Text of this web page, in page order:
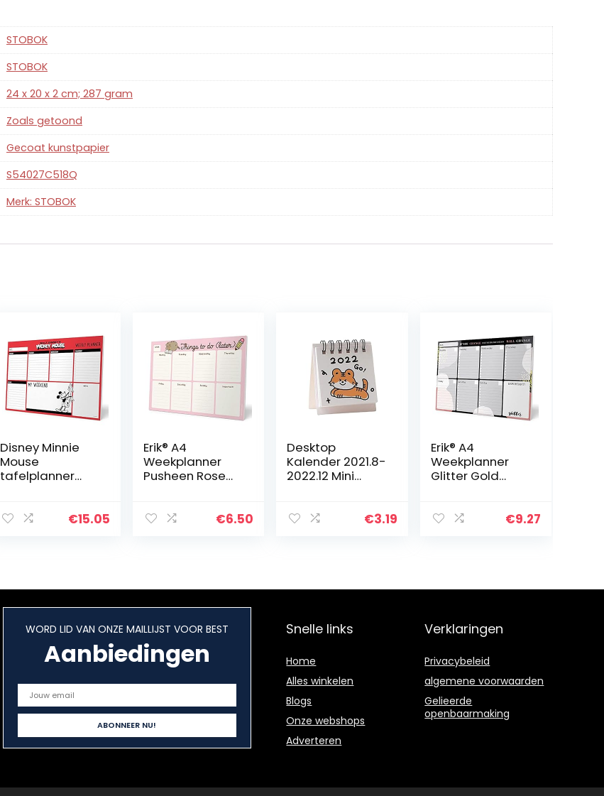
‎STOBOK
‎STOBOK
‎24 x 20 x 2 cm; 287 gram
‎Zoals getoond
‎Gecoat kunstpapier
‎S54027C518Q
Merk: STOBOK
Disney Minnie
Mouse
tafelplanner
54 vellen om af
€15.05
Erik® A4
Weekplanner
Pusheen Rose
met 54
€6.50
Desktop
Kalender 2021.8-
2022.12 Mini
Office Home
g
€3.19
Erik® A4
Weekplanner
Glitter Gold
met 54
€9.27
WORD LID VAN ONZE MAILLIJST VOOR BEST
Aanbiedingen
Snelle links
Home
Alles winkelen
Blogs
Onze webshops
Adverteren
Verklaringen
Privacybeleid
algemene voorwaarden
Gelieerde
openbaarmaking